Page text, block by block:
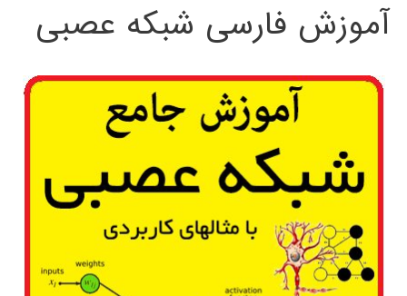
آموزش فارسی شبکه عصبی